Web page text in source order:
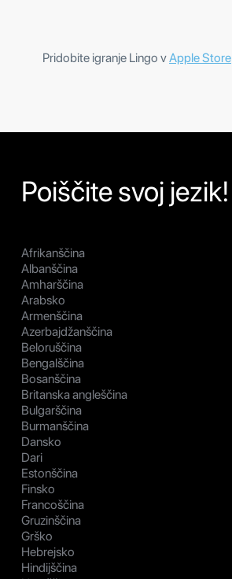
Pridobite igranje Lingo vApple Store
Poiščite svoj jezik!
Afrikanščina
Albanščina
Amharščina
Arabsko
Armenščina
Azerbajdžanščina
Beloruščina
Bengalščina
Bosanščina
Britanska angleščina
Bulgarščina
Burmanščina
Dansko
Dari
Estonščina
Finsko
Francoščina
Gruzinščina
Grško
Hebrejsko
Hindijščina